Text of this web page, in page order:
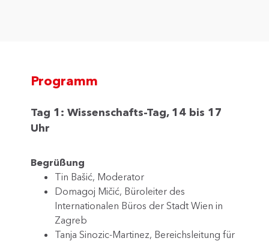
Programm
Tag 1: Wissenschafts-Tag, 14 bis 17
Uhr
Begrüßung
Tin Bašić, Moderator
Domagoj Mičić, Büroleiter des
Internationalen Büros der Stadt Wien in
Zagreb
Tanja Sinozic-Martinez, Bereichsleitung für